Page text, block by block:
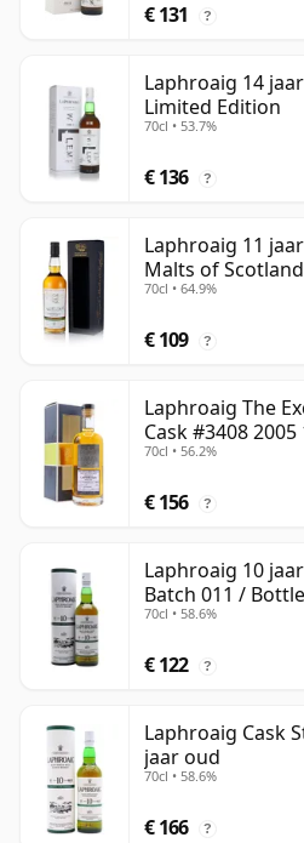
€ 131 ?
Laphroaig 14
Limited Edition
70cl • 53.7%
€ 136 ?
Laphroaig 11
Malts of Scotland
70cl • 64.9%
€ 109 ?
Laphroaig The
Cask #3408
70cl • 56.2%
€ 156 ?
Laphroaig 10
Batch 011 /
70cl • 58.6%
€ 122 ?
Laphroaig Cask
jaar oud
70cl • 58.6%
€ 166 ?